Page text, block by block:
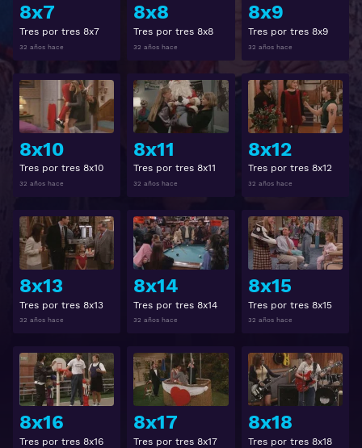
8x7
Tres por tres 8x7
32 años hace
8x8
Tres por tres 8x8
32 años hace
8x9
Tres por tres 8x9
32 años hace
8x10
Tres por tres 8x10
32 años hace
Ver
8x11
Tres por tres 8x11
32 años hace
Ver
8x12
Tres por tres 8x12
32 años hace
8x13
Tres por tres 8x13
32 años hace
Ver
8x14
Tres por tres 8x14
32 años hace
Ver
8x15
Tres por tres 8x15
32 años hace
8x16
Tres por tres 8x16
Ver
8x17
Tres por tres 8x17
Ver
8x18
Tres por tres 8x18